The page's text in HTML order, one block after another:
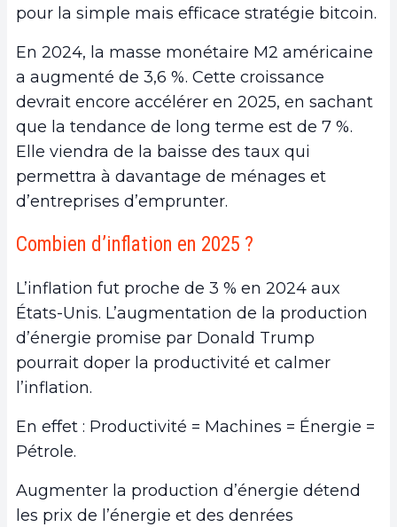
pour la simple mais efficace stratégie bitcoin.
En 2024, la masse monétaire M2 américaine
a augmenté de 3,6 %. Cette croissance
devrait encore accélérer en 2025, en sachant
que la tendance de long terme est de 7 %.
Elle viendra de la baisse des taux qui
permettra à davantage de ménages et
d’entreprises d’emprunter.
Combien d’inflation en 2025 ?
L’inflation fut proche de 3 % en 2024 aux
États-Unis. L’augmentation de la production
d’énergie promise par Donald Trump
pourrait doper la productivité et calmer
l’inflation.
En effet : Productivité = Machines = Énergie =
Pétrole.
Augmenter la production d’énergie détend
les prix de l’énergie et des denrées